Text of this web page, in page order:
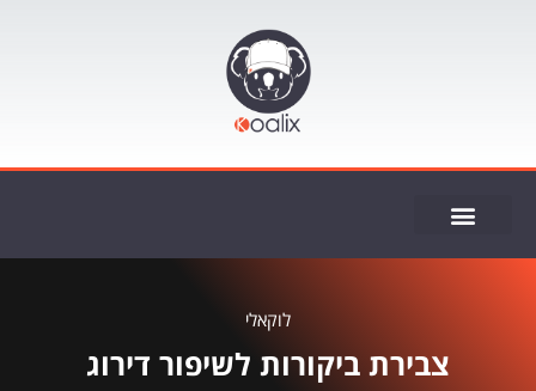
לוקאלי
צבירת ביקורות לשיפור דירוג